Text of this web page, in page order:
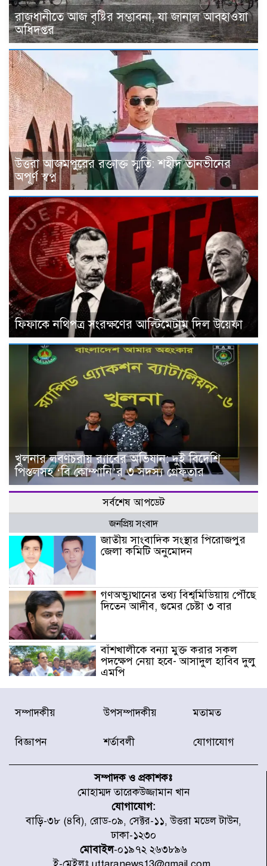
রাজধানীতে আজ বৃষ্টির সম্ভাবনা, যা জানাল আবহাওয়া
অধিদপ্তর
উত্তরা আজমপুরের রক্তাক্ত স্মৃতি: শহীদ তানভীনের
অপূর্ণ স্বপ্ন
ফিফাকে নথিপত্র সংরক্ষণের আল্টিমেটাম দিল উয়েফা
খুলনার লবণচরায় র‍্যাবের অভিযান: দুই বিদেশি
পিস্তলসহ ‘বি কোম্পানি’র ৩ সদস্য গ্রেফতার
সর্বশেষ আপডেট
জনপ্রিয় সংবাদ
জাতীয় সাংবাদিক সংস্থার পিরোজপুর
জেলা কমিটি অনুমোদন
গণঅভ্যুত্থানের তথ্য বিশ্বমিডিয়ায় পৌঁছে
দিতেন আদীব, গুমের চেষ্টা ৩ বার
বাঁশখালীকে বন্যা মুক্ত করার সকল
পদক্ষেপ নেয়া হবে- আসাদুল হাবিব দুলু
এমপি
বিদ্যুৎ-জ্বালানি খাতে অস্থিরতা তৈরির
চেষ্টা করছে একটি চক্র : প্রধানমন্ত্রী
৫ আহত, চীনে বন্দর বন্ধ
চিকিৎসা খাতে জিডিপির ৫ শতাংশ
বরাদ্দের ঘোষণা স্থানীয় সরকার মন্ত্রীর
সম্পাদকীয় উপসম্পাদকীয় মতামত
বিজ্ঞাপন শর্তাবলী যোগাযোগ
সম্পাদক ও প্রকাশকঃ
মোহাম্মদ তারেকউজ্জামান খান
যোগাযোগ:
বাড়ি-৩৮ (৪বি), রোড-০৯, সেক্টর-১১, উত্তরা মডেল টাউন,
ঢাকা-১২৩০
মোবাইল-০১৯৭২ ২৬৩৮৯৬